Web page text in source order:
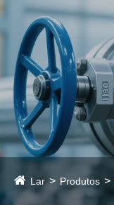
Lar Produtos